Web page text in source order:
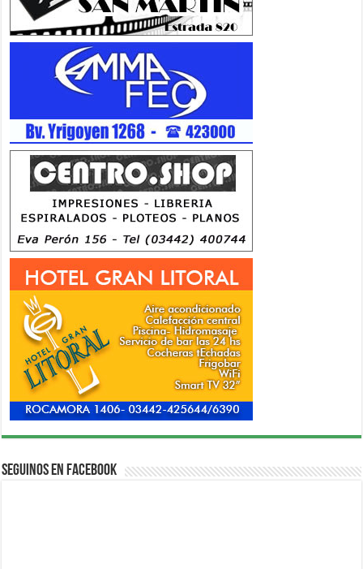
Seguinos en Facebook